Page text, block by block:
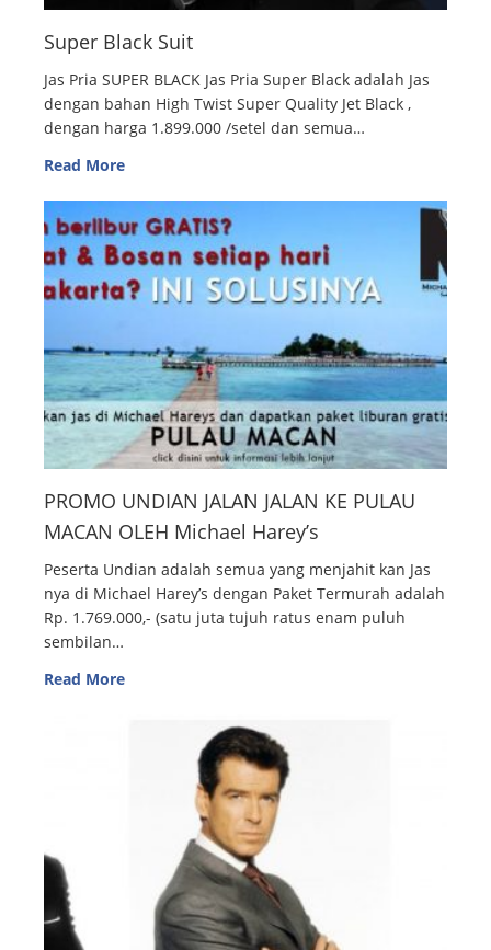
Super Black Suit
Jas Pria SUPER BLACK Jas Pria Super Black adalah Jas
dengan bahan High Twist Super Quality Jet Black ,
dengan harga 1.899.000 /setel dan semua…
Read More
PROMO UNDIAN JALAN JALAN KE PULAU
MACAN OLEH Michael Harey’s
Peserta Undian adalah semua yang menjahit kan Jas
nya di Michael Harey’s dengan Paket Termurah adalah
Rp. 1.769.000,- (satu juta tujuh ratus enam puluh
sembilan…
Read More